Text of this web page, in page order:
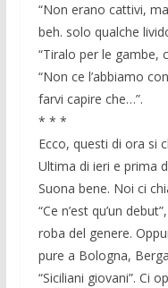
“Non erano cattivi,
beh. solo qualche
“Tiralo per le gambe,
“Non ce l’abbiamo
farvi capire che…”.
* * *
Ecco, questi di ora si
Ultima di ieri e prima
Suona bene. Noi ci
“Ce n’est qu’un
roba del genere.
pure a Bologna,
“Siciliani giovani”. Ci